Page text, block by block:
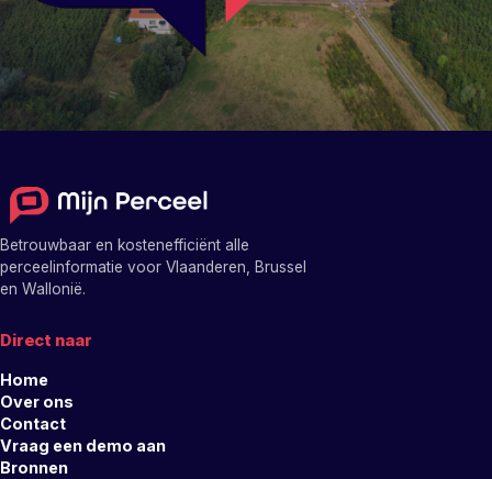
Betrouwbaar en kostenefficiënt alle
perceelinformatie voor Vlaanderen, Brussel
en Wallonië.
Direct naar
Home
Over ons
Contact
Vraag een demo aan
Bronnen